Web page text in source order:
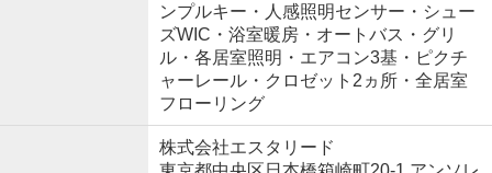
ンプルキー・人感照明センサー・シュー
ズWIC・浴室暖房・オートバス・グリ
ル・各居室照明・エアコン3基・ピクチ
ャーレール・クロゼット2ヵ所・全居室
フローリング
株式会社エスタリード